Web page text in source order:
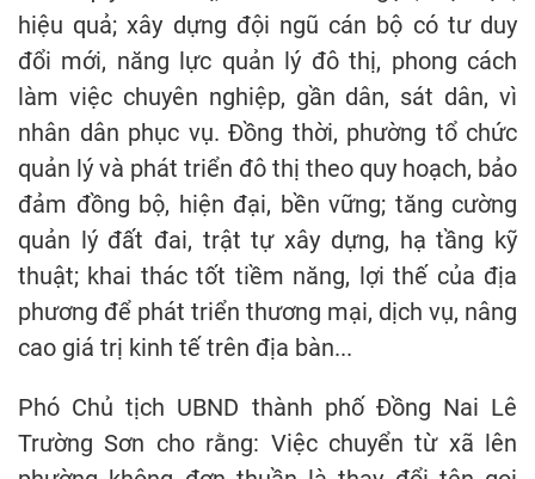
hiệu quả; xây dựng đội ngũ cán bộ có tư duy
đổi mới, năng lực quản lý đô thị, phong cách
làm việc chuyên nghiệp, gần dân, sát dân, vì
nhân dân phục vụ. Đồng thời, phường tổ chức
quản lý và phát triển đô thị theo quy hoạch, bảo
đảm đồng bộ, hiện đại, bền vững; tăng cường
quản lý đất đai, trật tự xây dựng, hạ tầng kỹ
thuật; khai thác tốt tiềm năng, lợi thế của địa
phương để phát triển thương mại, dịch vụ, nâng
cao giá trị kinh tế trên địa bàn...
Phó Chủ tịch UBND thành phố Đồng Nai Lê
Trường Sơn cho rằng: Việc chuyển từ xã lên